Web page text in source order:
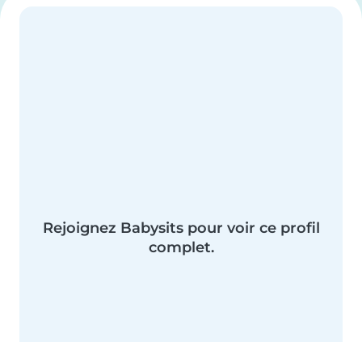
Rejoignez Babysits pour voir ce profil
complet.